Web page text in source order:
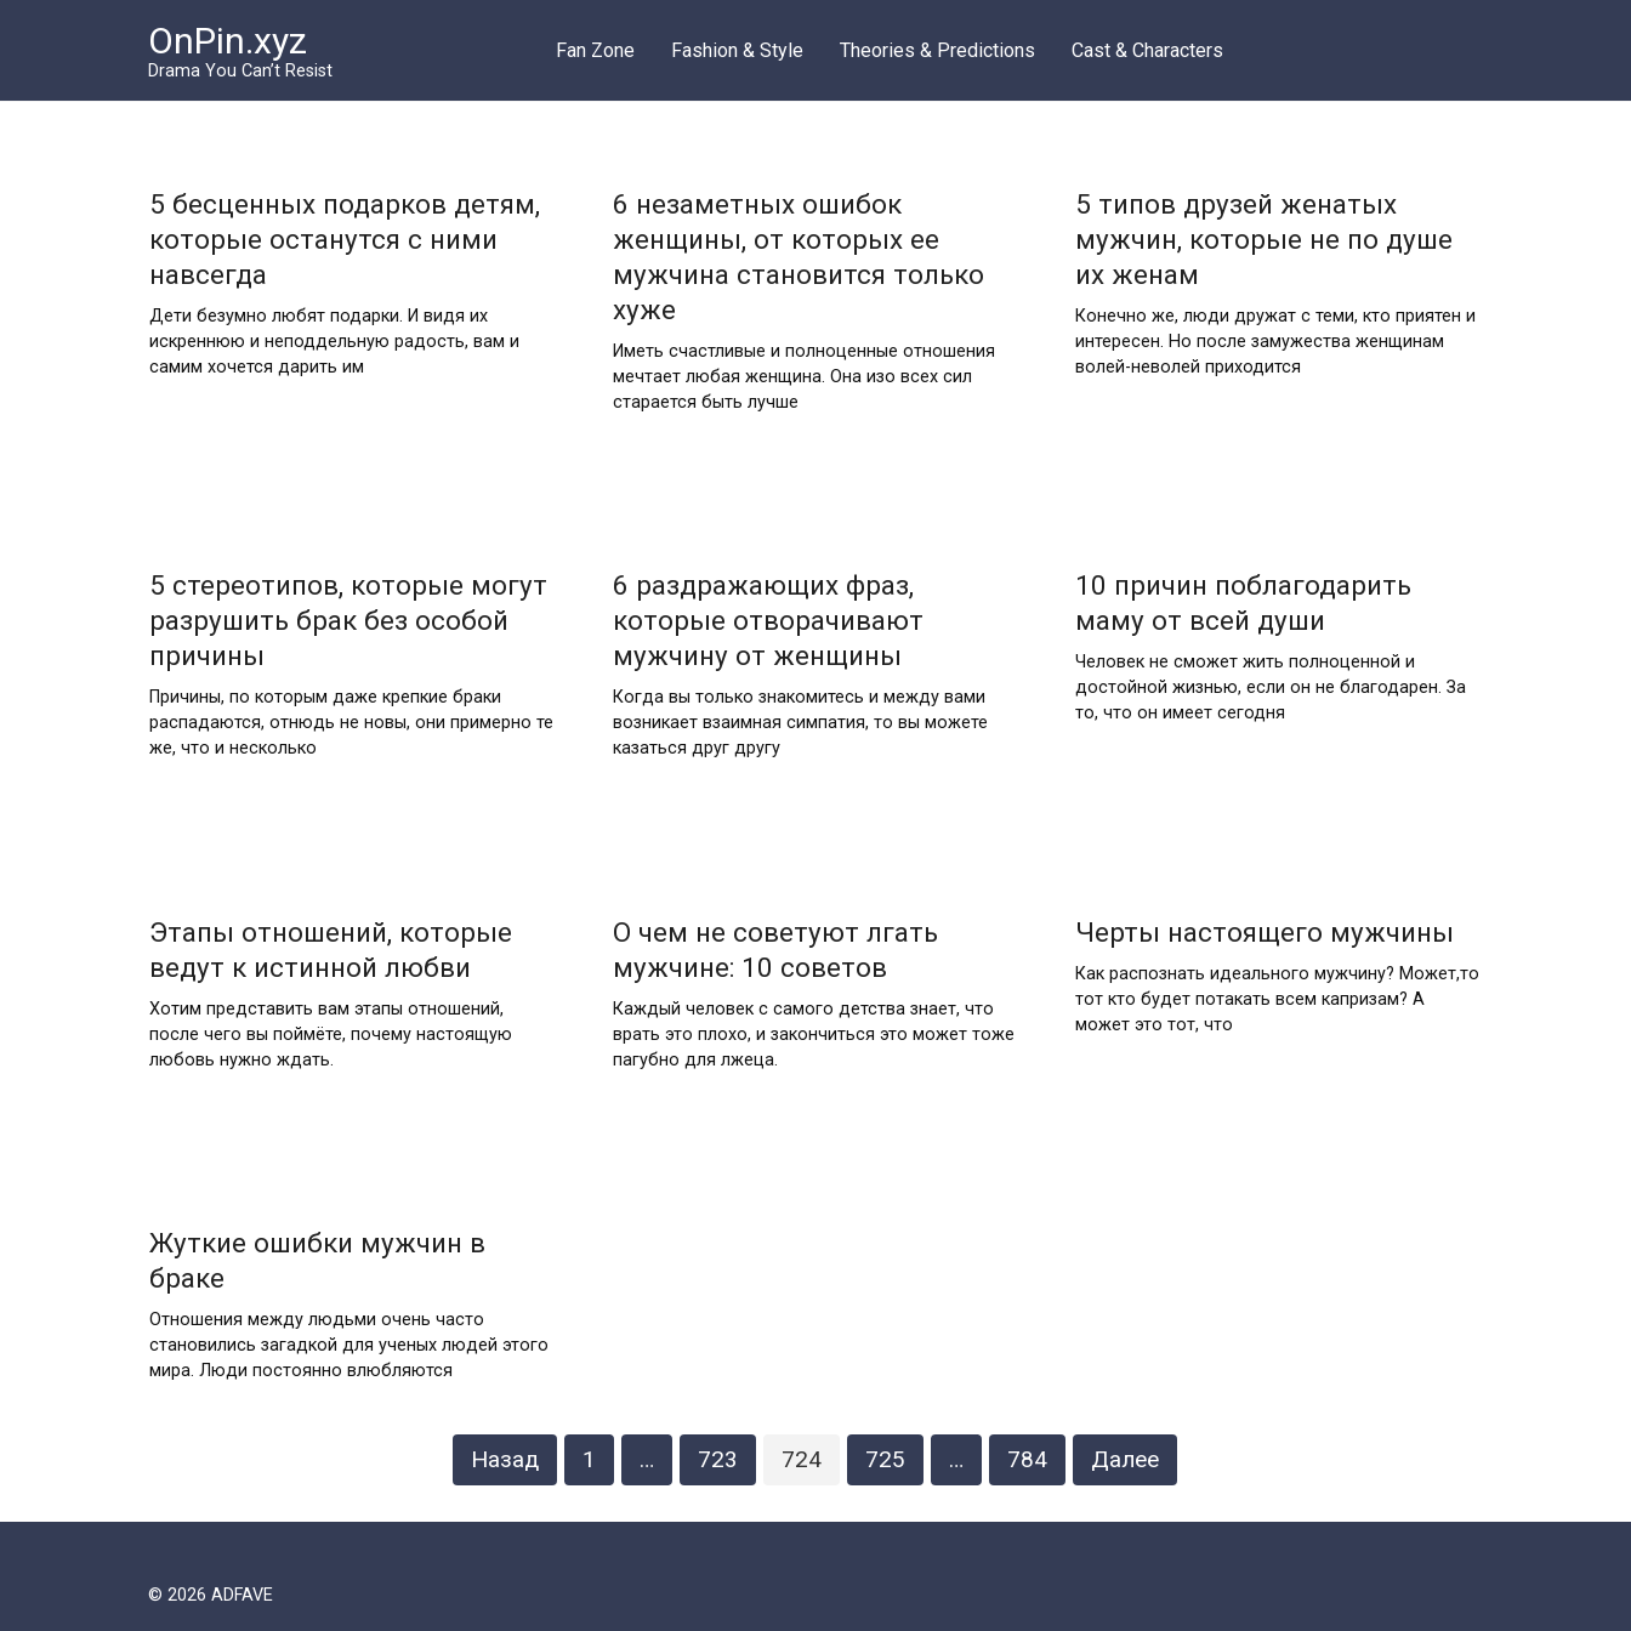
OnPin.xyz
Drama You Can’t Resist
Fan Zone Fashion & Style Theories & Predictions Cast & Characters
5 бесценных подарков детям,
которые останутся с ними
навсегда
Дети безумно любят подарки. И видя их
искреннюю и неподдельную радость, вам и
самим хочется дарить им
6 незаметных ошибок
женщины, от которых ее
мужчина становится только
хуже
Иметь счастливые и полноценные отношения
мечтает любая женщина. Она изо всех сил
старается быть лучше
5 типов друзей женатых
мужчин, которые не по душе
их женам
Конечно же, люди дружат с теми, кто приятен и
интересен. Но после замужества женщинам
волей-неволей приходится
5 стереотипов, которые могут
разрушить брак без особой
причины
Причины, по которым даже крепкие браки
распадаются, отнюдь не новы, они примерно те
же, что и несколько
6 раздражающих фраз,
которые отворачивают
мужчину от женщины
Когда вы только знакомитесь и между вами
возникает взаимная симпатия, то вы можете
казаться друг другу
10 причин поблагодарить
маму от всей души
Человек не сможет жить полноценной и
достойной жизнью, если он не благодарен. За
то, что он имеет сегодня
Этапы отношений, которые
ведут к истинной любви
Хотим представить вам этапы отношений,
после чего вы поймёте, почему настоящую
любовь нужно ждать.
О чем не советуют лгать
мужчине: 10 советов
Каждый человек с самого детства знает, что
врать это плохо, и закончиться это может тоже
пагубно для лжеца.
Черты настоящего мужчины
Как распознать идеального мужчину? Может,то
тот кто будет потакать всем капризам? А
может это тот, что
Жуткие ошибки мужчин в
браке
Отношения между людьми очень часто
становились загадкой для ученых людей этого
мира. Люди постоянно влюбляются
Назад 1 … 723 724 725 … 784 Далее
© 2026 ADFAVE